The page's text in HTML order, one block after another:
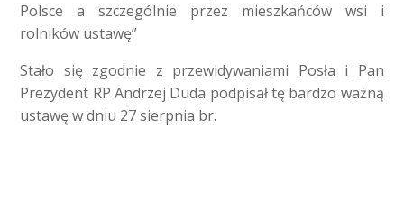
Polsce a szczególnie przez mieszkańców wsi i
rolników ustawę”
Stało się zgodnie z przewidywaniami Posła i Pan
Prezydent RP Andrzej Duda podpisał tę bardzo ważną
ustawę w dniu 27 sierpnia br.